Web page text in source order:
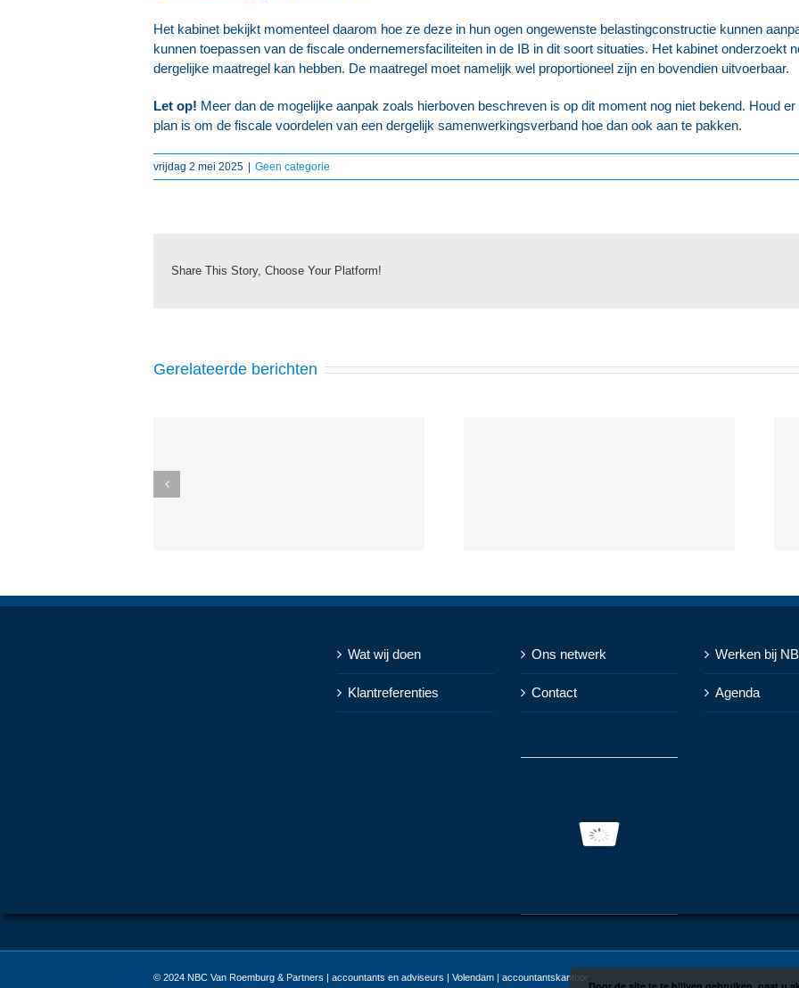
Het kabinet bekijkt momenteel daarom hoe ze deze in hun ogen ongewenste belastingconstructie kunnen
kunnen toepassen van de fiscale ondernemersfaciliteiten in de IB in dit soort situaties. Het kabinet onderzoekt
dergelijke maatregel kan hebben. De maatregel moet namelijk wel proportioneel zijn en bovendien uitvoerbaar.
Let op! Meer dan de mogelijke aanpak zoals hierboven beschreven is op dit moment nog niet bekend. Houd
plan is om de fiscale voordelen van een dergelijk samenwerkingsverband hoe dan ook aan te pakken.
vrijdag 2 mei 2025 | Geen categorie
Share This Story, Choose Your Platform!
Gerelateerde berichten
Wat wij doen
Klantreferenties
Ons netwerk
Contact
Werken bij
Agenda
© 2024 NBC Van Roemburg & Partners | accountants en adviseurs | Volendam | accountantskantoor